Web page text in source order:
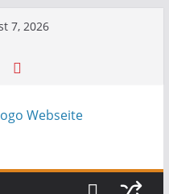
7, 2026